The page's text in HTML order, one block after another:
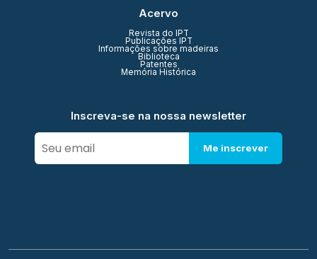
Acervo
Revista do IPT
Publicações IPT
Informações sobre madeiras
Biblioteca
Patentes
Memória Histórica
Inscreva-se na nossa newsletter
Me inscrever